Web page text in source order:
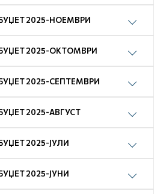
2025-НОЕМВРИ
2025-ОКТОМВРИ
2025-СЕПТЕМВРИ
2025-АВГУСТ
2025-ЈУЛИ
2025-ЈУНИ